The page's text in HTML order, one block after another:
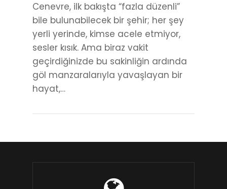
Cenevre, ilk bakışta “fazla düzenli”
bile bulunabilecek bir şehir; her şey
yerli yerinde, kimse acele etmiyor,
sesler kısık. Ama biraz vakit
geçirdiğinizde bu sakinliğin ardında
göl manzaralarıyla yavaşlayan bir
hayat,…